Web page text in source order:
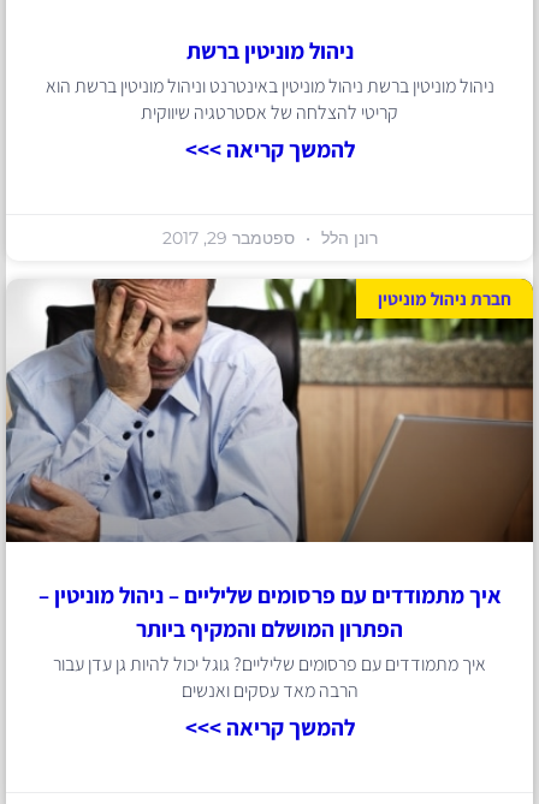
ניהול מוניטין ברשת
ניהול מוניטין ברשת ניהול מוניטין באינטרנט וניהול מוניטין ברשת הוא
קריטי להצלחה של אסטרטגיה שיווקית
להמשך קריאה >>>
רונן הלל ספטמבר 29, 2017
חברת ניהול מוניטין
איך מתמודדים עם פרסומים שליליים – ניהול מוניטין –
הפתרון המושלם והמקיף ביותר
איך מתמודדים עם פרסומים שליליים? גוגל יכול להיות גן עדן עבור
הרבה מאד עסקים ואנשים
להמשך קריאה >>>